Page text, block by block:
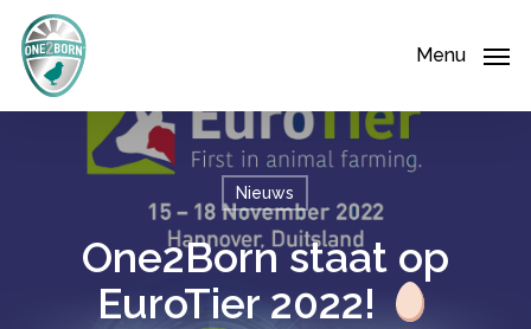
main
Menu
Nieuws
One2Born staat op
EuroTier 2022!